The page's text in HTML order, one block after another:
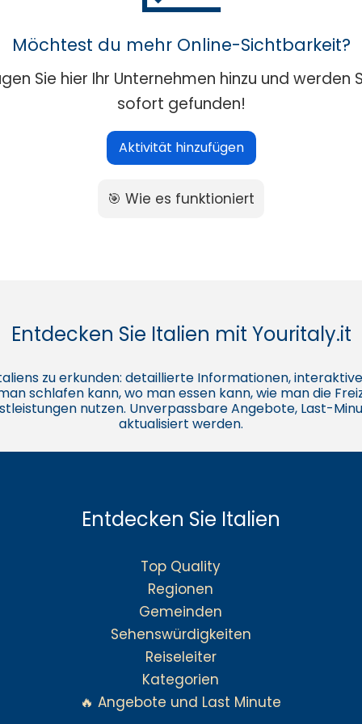
Möchtest du mehr Online-Sichtbarkeit?
Sie hier Ihr Unternehmen hinzu und werden
sofort gefunden!
Aktivität hinzufügen
🎯 Wie es funktioniert
Entdecken Sie Italien mit Youritaly.it
zu erkunden: detaillierte Informationen,
schlafen kann, wo man essen kann, wie man die
nutzen. Unverpassbare Angebote, Last-
aktualisiert werden.
Entdecken Sie Italien
Top Quality
Regionen
Gemeinden
Sehenswürdigkeiten
Reiseleiter
Kategorien
🔥 Angebote und Last Minute